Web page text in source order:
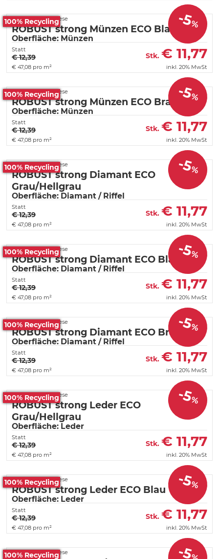
-5%
100% Recycling
Fortelock PVC Fliese
ROBUST strong Münzen ECO Blau
Oberfläche: Münzen
Statt
€ 12,39 Stk. € 11,77
€ 47,08 pro m² inkl. 20% MwSt
-5%
100% Recycling
Fortelock PVC Fliese
ROBUST strong Münzen ECO Braun
Oberfläche: Münzen
Statt
€ 12,39 Stk. € 11,77
€ 47,08 pro m² inkl. 20% MwSt
-5%
100% Recycling
Fortelock PVC Fliese
ROBUST strong Diamant ECO
Grau/Hellgrau
Oberfläche: Diamant / Riffel
Statt
€ 12,39 Stk. € 11,77
€ 47,08 pro m² inkl. 20% MwSt
-5%
100% Recycling
Fortelock PVC Fliese
ROBUST strong Diamant ECO Blau
Oberfläche: Diamant / Riffel
Statt
€ 12,39 Stk. € 11,77
€ 47,08 pro m² inkl. 20% MwSt
-5%
100% Recycling
Fortelock PVC Fliese
ROBUST strong Diamant ECO Braun
Oberfläche: Diamant / Riffel
Statt
€ 12,39 Stk. € 11,77
€ 47,08 pro m² inkl. 20% MwSt
-5%
100% Recycling
Fortelock PVC Fliese
ROBUST strong Leder ECO
Grau/Hellgrau
Oberfläche: Leder
Statt
€ 12,39 Stk. € 11,77
€ 47,08 pro m² inkl. 20% MwSt
-5%
100% Recycling
Fortelock PVC Fliese
ROBUST strong Leder ECO Blau
Oberfläche: Leder
Statt
€ 12,39 Stk. € 11,77
€ 47,08 pro m² inkl. 20% MwSt
-5
100% Recycling
Fortelock PVC Fliese